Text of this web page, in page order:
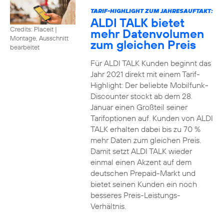
Credits: Placeit |
Montage, Ausschnitt
bearbeitet
TARIF-HIGHLIGHT ZUM JAHRESAUFTAKT:
ALDI TALK bietet
mehr Datenvolumen
zum gleichen Preis
Für ALDI TALK Kunden beginnt das
Jahr 2021 direkt mit einem Tarif-
Highlight: Der beliebte Mobilfunk-
Discounter stockt ab dem 28.
Januar einen Großteil seiner
Tarifoptionen auf. Kunden von ALDI
TALK erhalten dabei bis zu 70 %
mehr Daten zum gleichen Preis.
Damit setzt ALDI TALK wieder
einmal einen Akzent auf dem
deutschen Prepaid-Markt und
bietet seinen Kunden ein noch
besseres Preis-Leistungs-
Verhältnis.